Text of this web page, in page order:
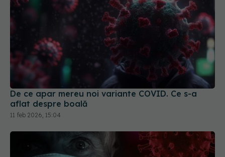
De ce apar mereu noi variante COVID. Ce s-a
aflat despre boală
11 feb 2026, 15:04